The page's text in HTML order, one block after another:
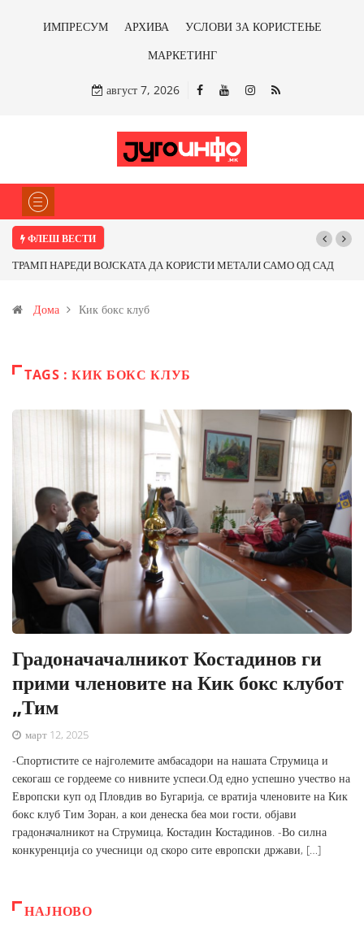
ИМПРЕСУМ АРХИВА
УСЛОВИ ЗА КОРИСТЕЊЕ
МАРКЕТИНГ
август 7, 2026
ФЛЕШ ВЕСТИ
ТРАМП НАРЕДИ ВОЈСКАТА ДА КОРИСТИ МЕТАЛИ САМО ОД САД
Иловица и со антимонот?
Дома Кик бокс клуб
TAGS : КИК БОКС КЛУБ
Градоначачалникот Костадинов ги
прими членовите на Кик бокс клубот
„Тим
март 12, 2025
-Спортистите се најголемите амбасадори на нашата Струмица и
секогаш се гордееме со нивните успеси.Од едно успешно учество на
Европски куп од Пловдив во Бугарија, се вратија членовите на Кик
бокс клуб Тим Зоран, а кои денеска беа мои гости, објави
градоначалникот на Струмица, Костадин Костадинов. -Во силна
конкуренција со учесници од скоро сите европски држави, […]
НАЈНОВО